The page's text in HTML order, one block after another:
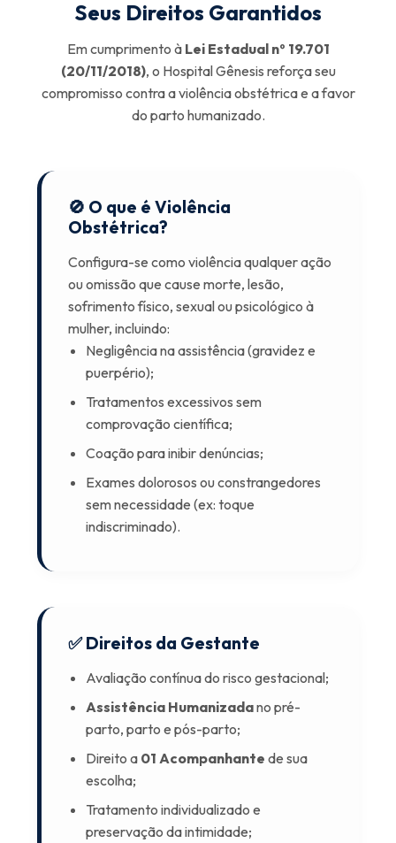
Seus Direitos Garantidos
Em cumprimento à Lei Estadual nº 19.701
(20/11/2018), o Hospital Gênesis reforça seu
compromisso contra a violência obstétrica e a favor
do parto humanizado.
🚫 O que é Violência
Obstétrica?
Configura-se como violência qualquer ação
ou omissão que cause morte, lesão,
sofrimento físico, sexual ou psicológico à
mulher, incluindo:
Negligência na assistência (gravidez e
puerpério);
Tratamentos excessivos sem
comprovação científica;
Coação para inibir denúncias;
Exames dolorosos ou constrangedores
sem necessidade (ex: toque
indiscriminado).
✅ Direitos da Gestante
Avaliação contínua do risco gestacional;
Assistência Humanizadano pré-
parto, parto e pós-parto;
Direito a 01 Acompanhante de sua
escolha;
Tratamento individualizado e
preservação da intimidade;